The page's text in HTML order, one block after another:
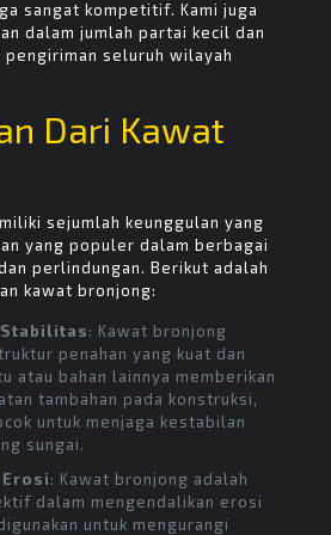
sangat kompetitif. Kami juga
dalam jumlah partai kecil dan
seluruh wilayah
Dari Kawat
sejumlah keunggulan yang
yang populer dalam berbagai
perlindungan. Berikut adalah
kawat bronjong:
Stabilitas: Kawat bronjong
penahan yang kuat dan
atau bahan lainnya memberikan
tambahan pada konstruksi,
untuk menjaga kestabilan
sungai.
: Kawat bronjong adalah
dalam mengendalikan erosi
untuk mengurangi